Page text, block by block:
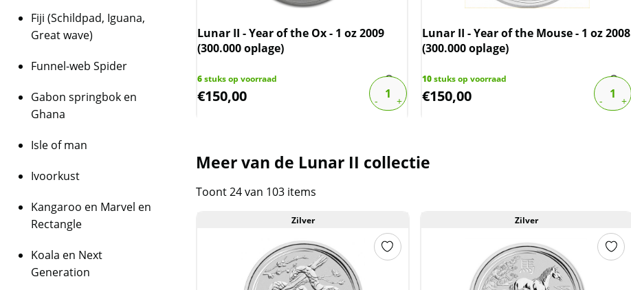
is inclusief btw.
zilveren halve Gulden
II (diverse jaren)
voorraad
Lunar II - Year of the Ox - 1 oz 2009
(300.000 oplage)
6stuks op voorraad
€150,00
Lunar II - Year of the Mouse - 1 oz 2008
(300.000 oplage)
10stuks op voorraad
€150,00
Meer van de Lunar II collectie
Toont 24 van 103 items
Zilver Zilver
Fiji (Schildpad, Iguana,
Great wave)
Funnel-web Spider
Gabon springbok en
Ghana
Isle of man
Ivoorkust
Kangaroo en Marvel en
Rectangle
Koala en Next
Generation